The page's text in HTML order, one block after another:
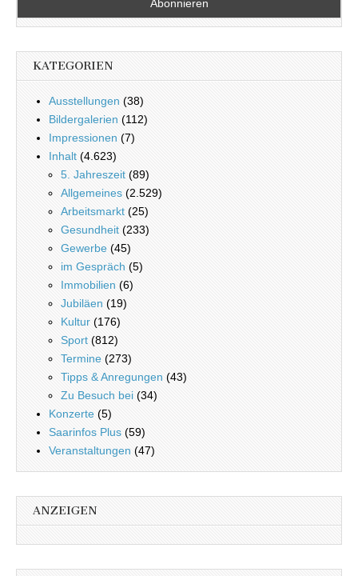
KATEGORIEN
Ausstellungen (38)
Bildergalerien (112)
Impressionen (7)
Inhalt (4.623)
5. Jahreszeit (89)
Allgemeines (2.529)
Arbeitsmarkt (25)
Gesundheit (233)
Gewerbe (45)
im Gespräch (5)
Immobilien (6)
Jubiläen (19)
Kultur (176)
Sport (812)
Termine (273)
Tipps & Anregungen (43)
Zu Besuch bei (34)
Konzerte (5)
Saarinfos Plus (59)
Veranstaltungen (47)
ANZEIGEN